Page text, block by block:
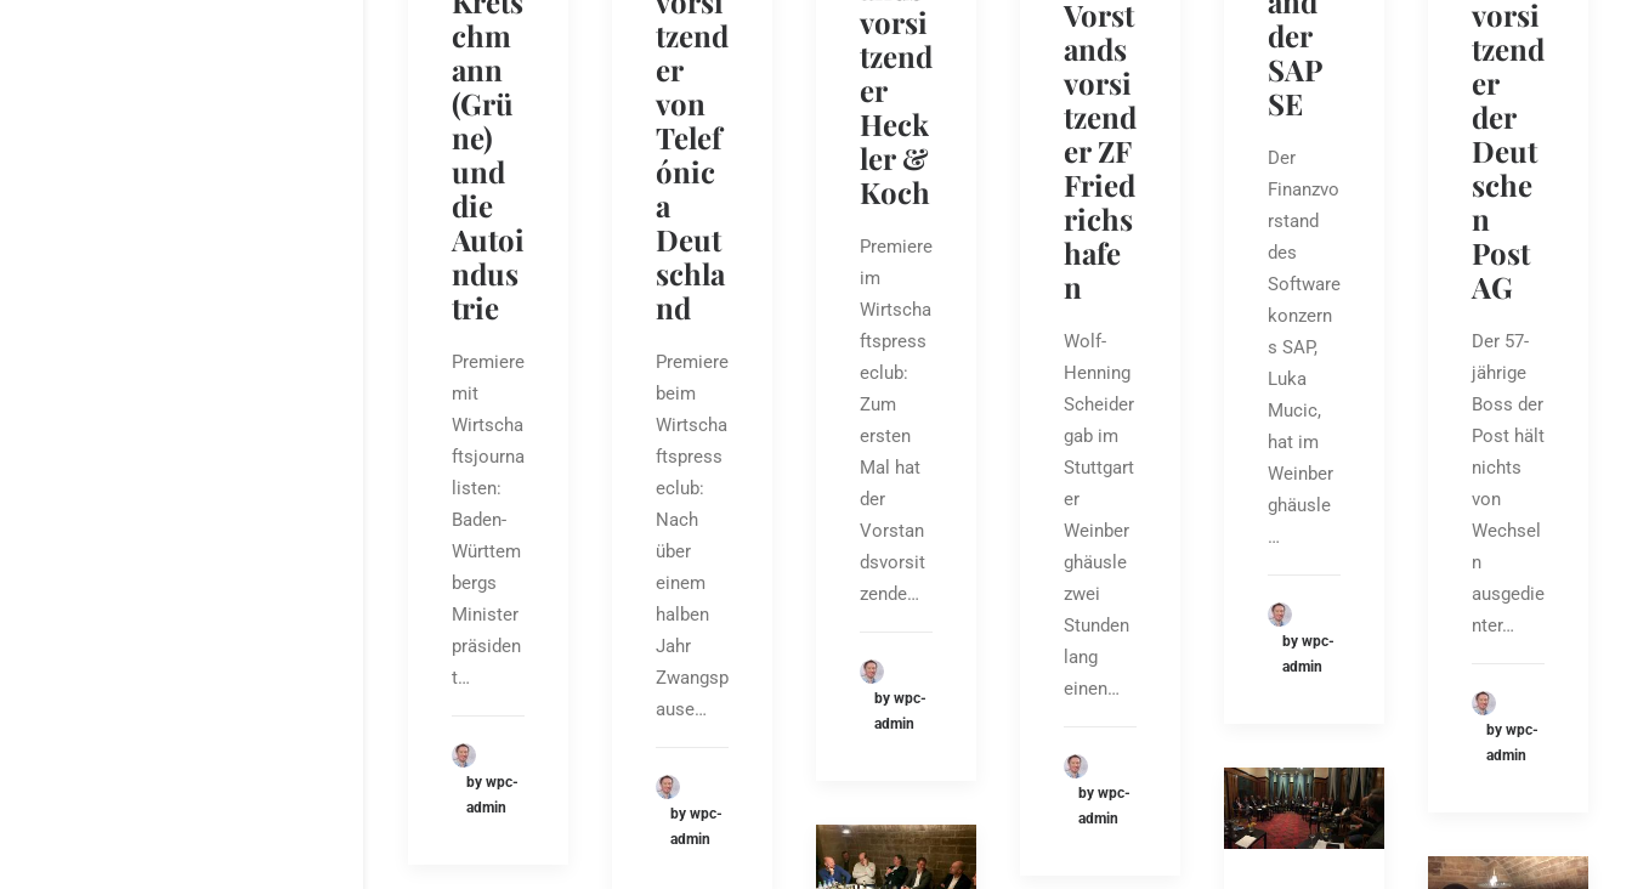
chm
ann
(Grü
ne)
und
die
Autoi
ndus
trie
Premiere
mit
Wirtscha
ftsjourna
listen:
Baden-
Württem
bergs
Minister
präsiden
t…
by wpc-
admin
tzend
er
von
Telef
ónic
a
Deut
schla
nd
Premiere
beim
Wirtscha
ftspress
eclub:
Nach
über
einem
halben
Jahr
Zwangsp
ause…
by wpc-
admin
vorsi
tzend
er
Heck
ler &
Koch
Premiere
im
Wirtscha
ftspress
eclub:
Zum
ersten
Mal hat
der
Vorstan
dsvorsit
zende…
by wpc-
admin
Vorst
ands
vorsi
tzend
er ZF
Fried
richs
hafe
n
Wolf-
Henning
Scheider
gab im
Stuttgart
er
Weinber
ghäusle
zwei
Stunden
lang
einen…
by wpc-
admin
der
SAP
SE
Der
Finanzvo
rstand
des
Software
konzern
s SAP,
Luka
Mucic,
hat im
Weinber
ghäusle
…
by wpc-
admin
vorsi
tzend
er
der
Deut
sche
n
Post
AG
Der 57-
jährige
Boss der
Post hält
nichts
von
Wechsel
n
ausgedie
nter…
by wpc-
admin